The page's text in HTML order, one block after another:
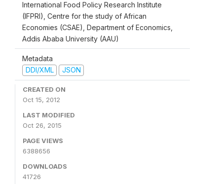
International Food Policy Research Institute
(IFPRI), Centre for the study of African
Economies (CSAE), Department of Economics,
Addis Ababa University (AAU)
Metadata
DDI/XML
JSON
CREATED ON
Oct 15, 2012
LAST MODIFIED
Oct 26, 2015
PAGE VIEWS
6388656
DOWNLOADS
41726